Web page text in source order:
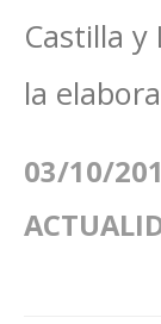
Castilla
la
03/10/